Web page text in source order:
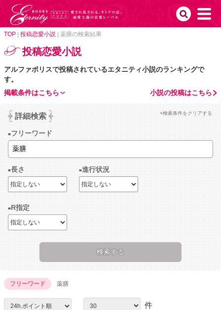
TOP 投稿恋愛小説 薬膳の検索結果
投稿恋愛小説
アルファポリスで投稿されているエタニティ小説のランキングで
す。
小説の投稿はこちら
掲載条件はこちら
詳細検索 ×検索条件をクリアする
フリーワード
長さ 進行状況
R指定
フリーワード 薬膳
件